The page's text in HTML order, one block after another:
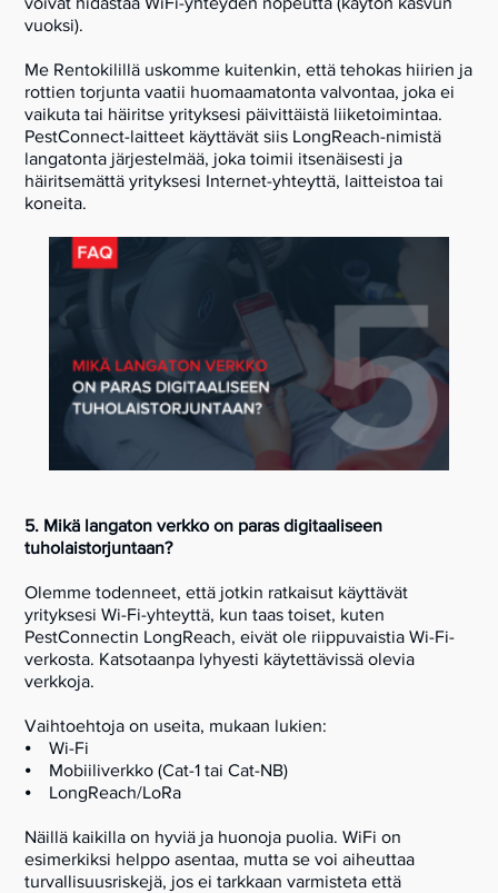
vuoksi).
Me Rentokilillä uskomme kuitenkin, että tehokas hiirien ja
rottien torjunta vaatii huomaamatonta valvontaa, joka ei
vaikuta tai häiritse yrityksesi päivittäistä liiketoimintaa.
PestConnect-laitteet käyttävät siis LongReach-nimistä
langatonta järjestelmää, joka toimii itsenäisesti ja
häiritsemättä yrityksesi Internet-yhteyttä, laitteistoa tai
koneita.
5. Mikä langaton verkko on paras digitaaliseen
tuholaistorjuntaan?
Olemme todenneet, että jotkin ratkaisut käyttävät
yrityksesi Wi-Fi-yhteyttä, kun taas toiset, kuten
PestConnectin LongReach, eivät ole riippuvaistia Wi-Fi-
verkosta. Katsotaanpa lyhyesti käytettävissä olevia
verkkoja.
Vaihtoehtoja on useita, mukaan lukien:
⦁ Wi-Fi
⦁ Mobiiliverkko (Cat-1 tai Cat-NB)
⦁ LongReach/LoRa
Näillä kaikilla on hyviä ja huonoja puolia. WiFi on
esimerkiksi helppo asentaa, mutta se voi aiheuttaa
turvallisuusriskejä, jos ei tarkkaan varmisteta että